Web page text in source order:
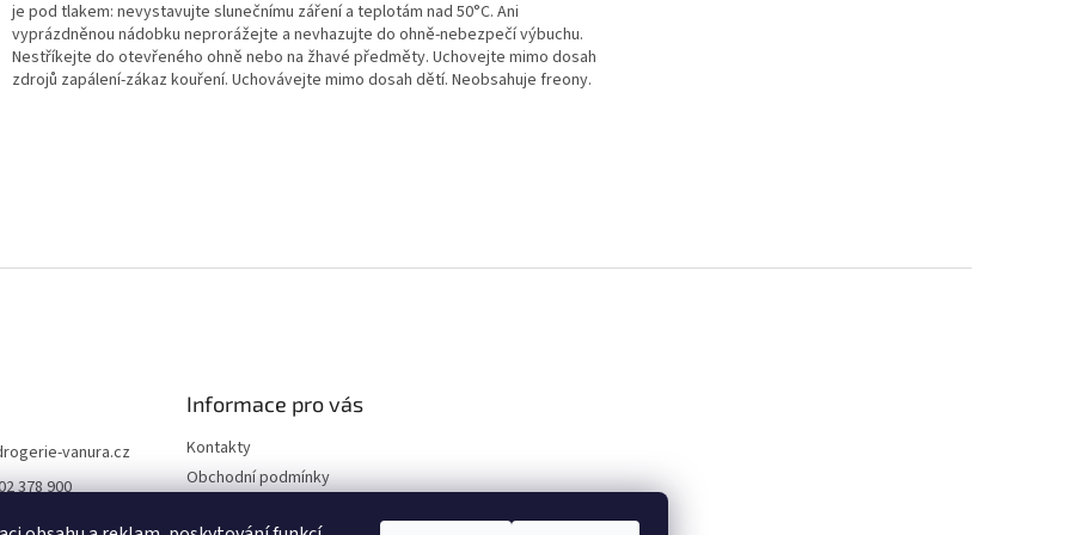
je pod tlakem: nevystavujte slunečnímu záření a teplotám nad 50°C. Ani
vyprázdněnou nádobku neprorážejte a nevhazujte do ohně-nebezpečí výbuchu.
Nestříkejte do otevřeného ohně nebo na žhavé předměty. Uchovejte mimo dosah
zdrojů zapálení-zákaz kouření. Uchovávejte mimo dosah dětí. Neobsahuje freony.
vanura.cz
378 900
Informace pro vás
Kontakty
Obchodní podmínky
údajů